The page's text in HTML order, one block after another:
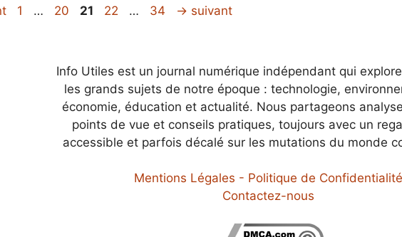
Page
1 … Page
20 Page
21 Page
22 … Page
34 → suivant
Info Utiles est un journal numérique indépendant qui
les grands sujets de notre époque : technologie,
économie, éducation et actualité. Nous partageons
points de vue et conseils pratiques, toujours avec un
accessible et parfois décalé sur les mutations du monde
Mentions Légales - Politique de Confidentialité
Contactez-nous